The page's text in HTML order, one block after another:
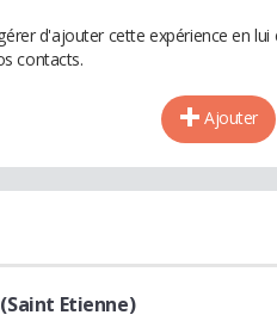
d'ajouter cette expérience en
contacts.
Ajouter
Etienne)